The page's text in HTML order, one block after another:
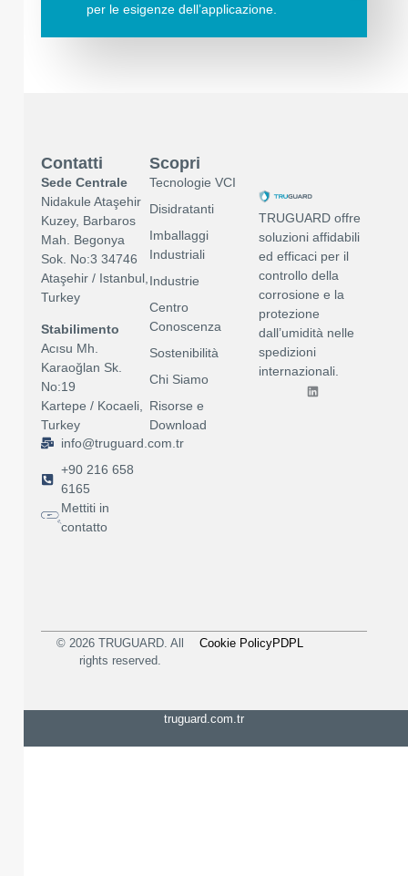
per le esigenze dell’applicazione.
TRUGUARD offre
soluzioni affidabili
ed efficaci per il
controllo della
corrosione e la
protezione
dall’umidità nelle
spedizioni
internazionali.
Scopri
Tecnologie VCI
Disidratanti
Imballaggi
Industriali
Industrie
Centro
Conoscenza
Sostenibilità
Chi Siamo
Risorse e
Download
Contatti
Sede Centrale
Nidakule Ataşehir
Kuzey, Barbaros
Mah. Begonya
Sok. No:3 34746
Ataşehir / Istanbul,
Turkey
Stabilimento
Acısu Mh.
Karaoğlan Sk.
No:19
Kartepe / Kocaeli,
Turkey
info@truguard.com.tr
+90 216 658
6165
Mettiti in
contatto
© 2026 TRUGUARD. All
rights reserved.
Cookie PolicyPDPL
truguard.com.tr